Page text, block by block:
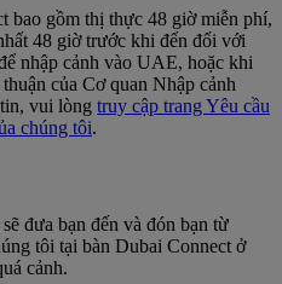
bao gồm thị thực 48 giờ miễn phí,
48 giờ trước khi đến đối với
nhập cảnh vào UAE, hoặc khi
của Cơ quan Nhập cảnh
vui lòng truy cập trang Yêu cầu
chúng tôi.
đưa bạn đến và đón bạn từ
tôi tại bàn Dubai Connect ở
cảnh.